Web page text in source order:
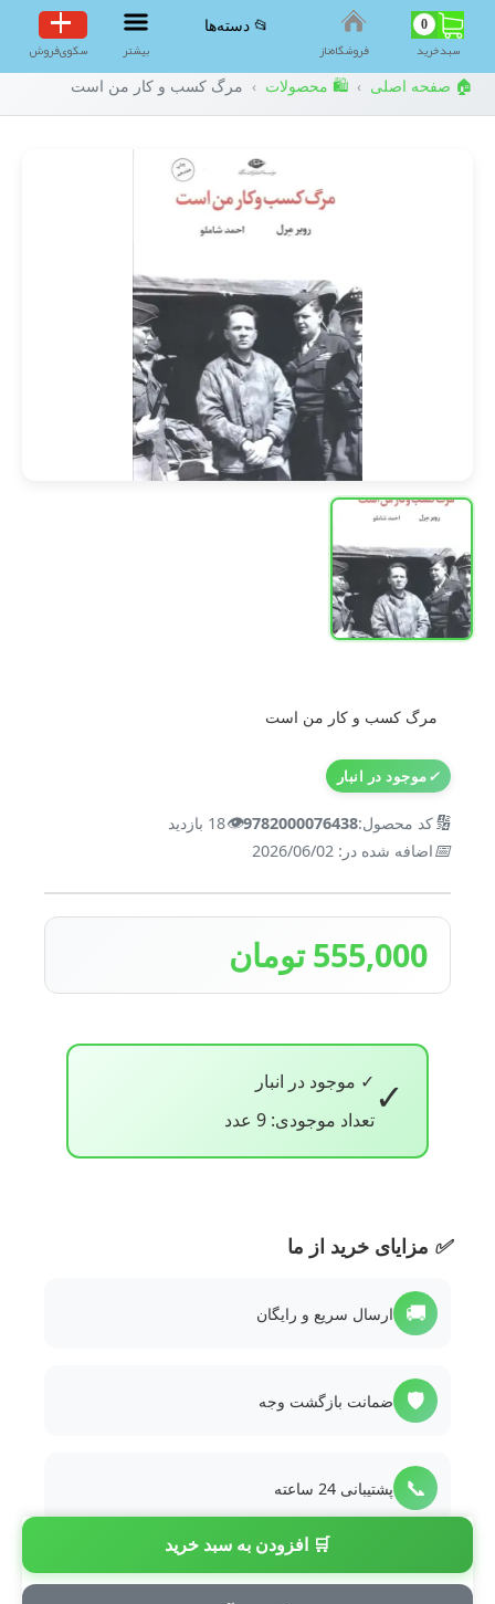
0
سبد‌خرید فروشگاه‌ناز
📂 دسته‌ها
بیشتر سکوی‌فروش
🏠 صفحه اصلی › 🛍️ محصولات › مرگ کسب و کار من است
مرگ کسب و کار من است
✓موجود در انبار
🔢کد محصول:9782000076438
👁️18 بازدید
📅اضافه شده در: 2026/06/02
555,000 تومان
✓ ✓ موجود در انبار
تعداد موجودی: 9 عدد
🛒 افزودن به سبد خرید
✅ مزایای خرید از ما
🚚 ارسال سریع و رایگان
🛡️ ضمانت بازگشت وجه
📞 پشتیبانی 24 ساعته
💳 پرداخت امن